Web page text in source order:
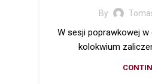
By
W sesji poprawkowej w
kolokwium